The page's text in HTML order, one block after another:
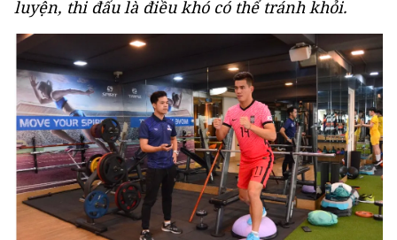
luyện, thi đấu là điều khó có thể tránh khỏi.